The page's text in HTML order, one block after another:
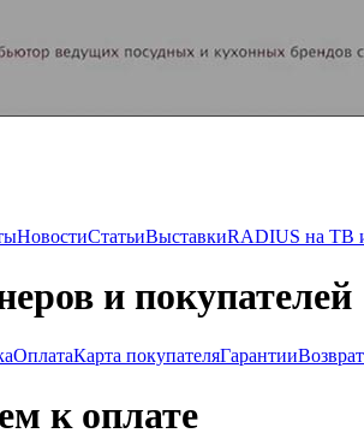
НовостиСтатьиВыставкиRADIUS на ТВ
и покупателей
ОплатаКарта покупателяГарантии
к оплате